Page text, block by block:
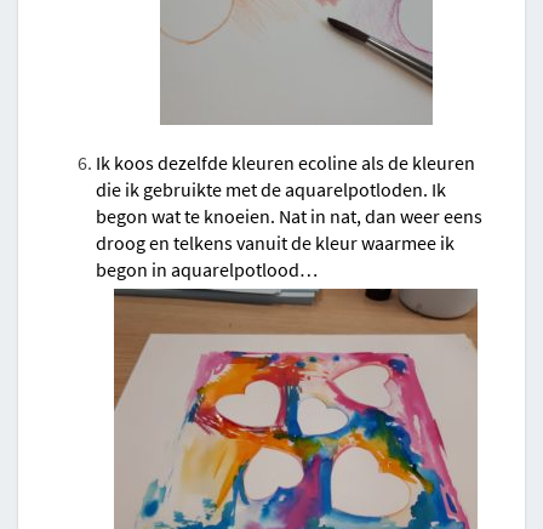
Ik koos dezelfde kleuren ecoline als de kleuren
die ik gebruikte met de aquarelpotloden. Ik
begon wat te knoeien. Nat in nat, dan weer eens
droog en telkens vanuit de kleur waarmee ik
begon in aquarelpotlood…